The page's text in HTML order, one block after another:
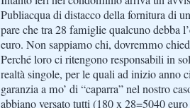
Publiacqua di distacco della fornitura di
pare che tra 28 famiglie qualcuno debba
euro. Non sappiamo chi, dovremmo
Perché loro ci ritengono responsabili in
realtà singole, per le quali ad inizio anno
garanzia a mo’ di “caparra” nel nostro
abbiano versato tutti (180 x 28=5040